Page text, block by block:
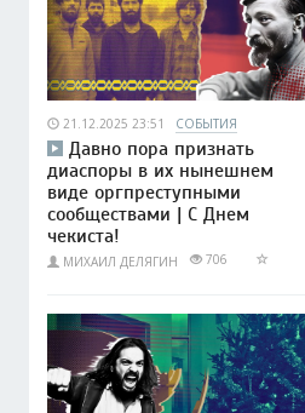
21.12.2025 23:51 СОБЫТИЯ
Давно пора признать
диаспоры в их нынешнем
виде оргпреступными
сообществами | С Днем
чекиста!
МИХАИЛ ДЕЛЯГИН 706